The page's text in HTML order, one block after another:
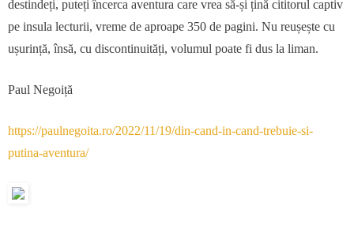
destindeți, puteți încerca aventura care vrea să-și țină cititorul captiv
pe insula lecturii, vreme de aproape 350 de pagini. Nu reușește cu
ușurință, însă, cu discontinuități, volumul poate fi dus la liman.
Paul Negoiță
https://paulnegoita.ro/2022/11/19/din-cand-in-cand-trebuie-si-
putina-aventura/